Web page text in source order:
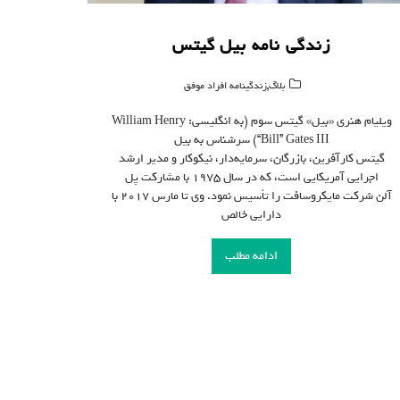
زندگی نامه بیل گیتس
بلاگ,زندگینامه افراد موفق
ویلیام هنری «بیل» گیتس سوم (به انگلیسی: William Henry
“Bill” Gates III) سرشناس به بیل
گیتس کارآفرین، بازرگان، سرمایه‌دار، نیکوکار و مدیر ارشد
اجرایی آمریکایی است، که در سال ۱۹۷۵ با مشارکت پل
آلن شرکت مایکروسافت را تأسیس نمود. وی تا مارس ۲۰۱۷ با
دارایی خالص
ادامه مطلب